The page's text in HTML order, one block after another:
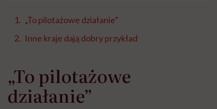
„To pilotażowe działanie”
Inne kraje dają dobry przykład
„To pilotażowe
działanie”